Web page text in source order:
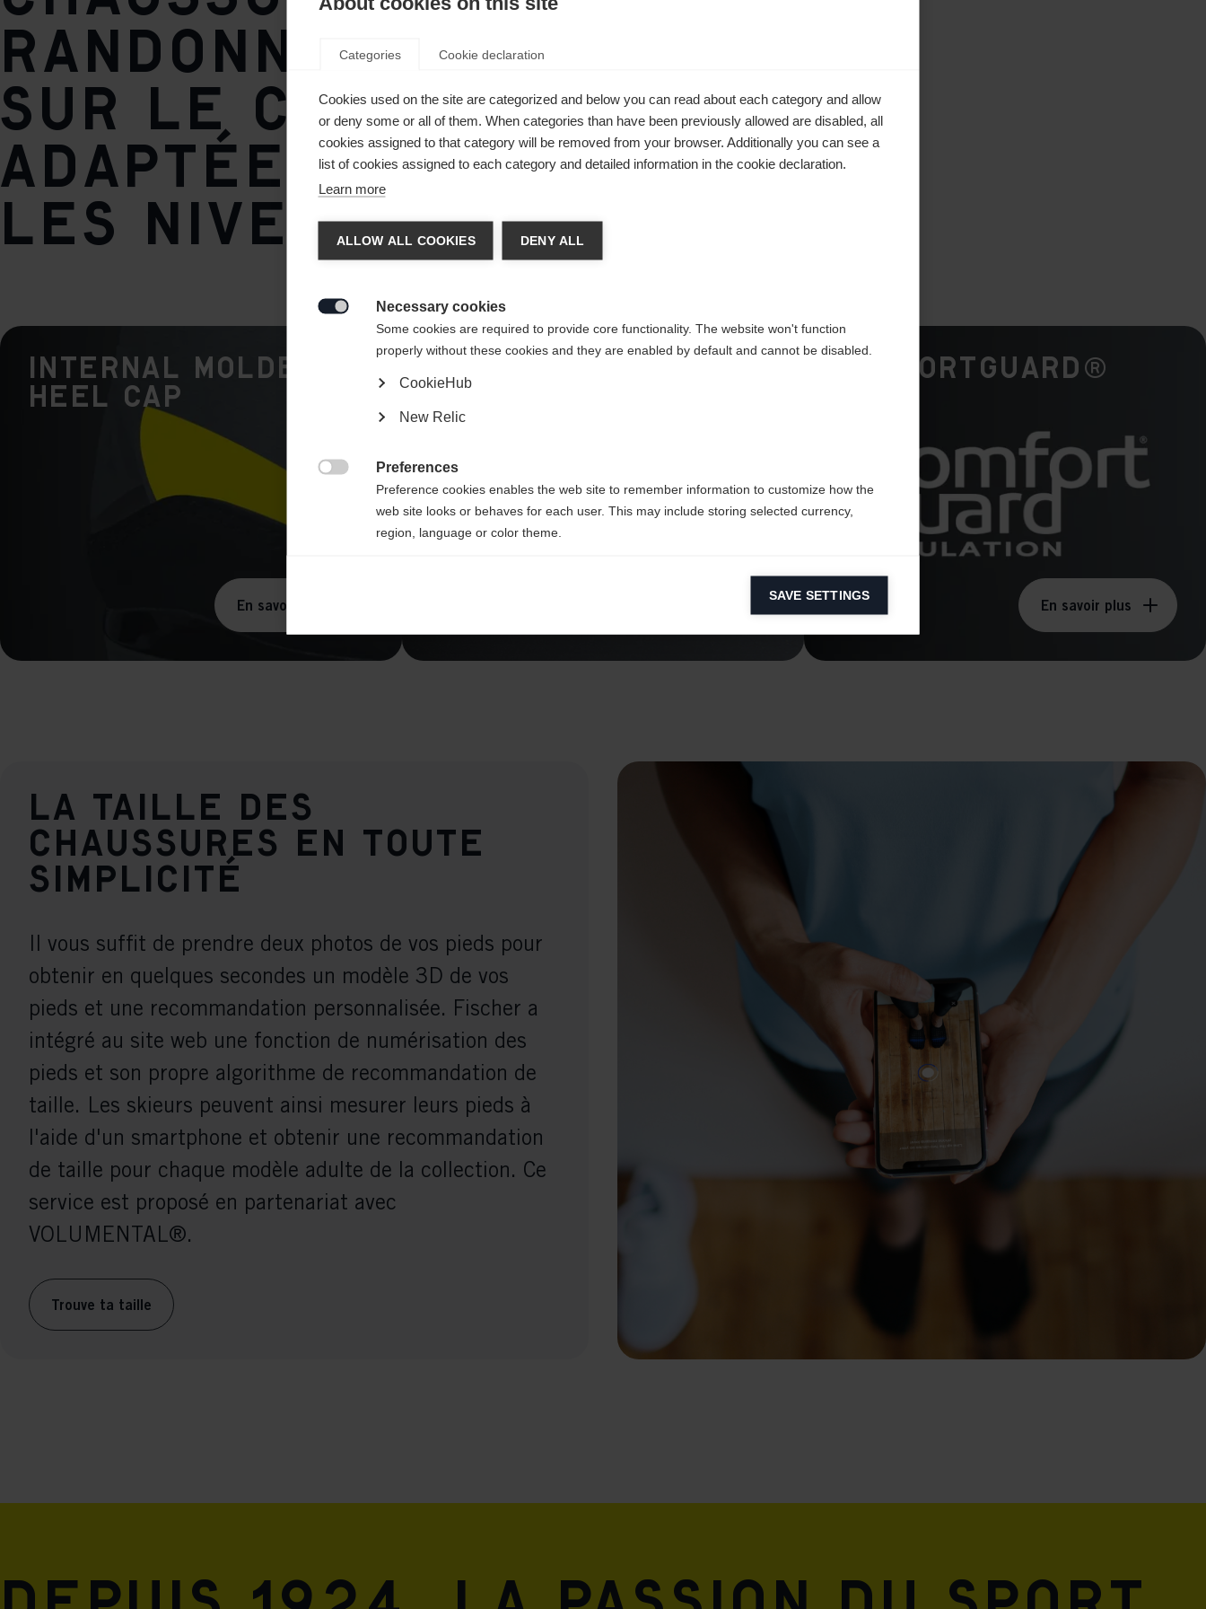
Poids par pièce
420g
randonnée axée
sur le confort,
adaptée à tous
les niveaux
Internal Molded
Heel Cap
En savoir plus
Gaiter Ring ComfortGuard®
En savoir plus
La taille des
chaussures en toute
simplicité
Il vous suffit de prendre deux photos de vos pieds pour
obtenir en quelques secondes un modèle 3D de vos
pieds et une recommandation personnalisée. Fischer a
intégré au site web une fonction de numérisation des
pieds et son propre algorithme de recommandation de
taille. Les skieurs peuvent ainsi mesurer leurs pieds à
l'aide d'un smartphone et obtenir une recommandation
de taille pour chaque modèle adulte de la collection. Ce
service est proposé en partenariat avec
VOLUMENTAL®.
Trouve ta taille
Changer de langue
United States (English)
Oui, je souhaite être redirigé(e)
Categories Cookie declaration
Cookies used on the site are categorized and below you can read about each category and allow
or deny some or all of them. When categories than have been previously allowed are disabled, all
cookies assigned to that category will be removed from your browser. Additionally you can see a
list of cookies assigned to each category and detailed information in the cookie declaration.
Learn more
ALLOW ALL COOKIES DENY ALL
Necessary cookies
Some cookies are required to provide core functionality. The website won't function
properly without these cookies and they are enabled by default and cannot be disabled.
CookieHub
New Relic
Preferences
Preference cookies enables the web site to remember information to customize how the
web site looks or behaves for each user. This may include storing selected currency,
region, language or color theme.
Analytical cookies help us improve our website by collecting and reporting information on
Marketing cookies
SAVE SETTINGS